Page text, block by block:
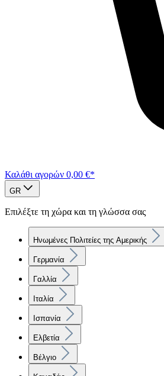
Καλάθι αγορών 0,00 €*
GR
Επιλέξτε τη χώρα και τη γλώσσα σας
Ηνωμένες Πολιτείες της Αμερικής
Γερμανία
Γαλλία
Ιταλία
Ισπανία
Ελβετία
Βέλγιο